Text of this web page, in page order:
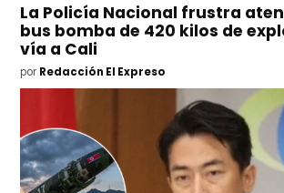
La Policía Nacional frustra
bus bomba de 420 kilos de
vía a Cali
por Redacción El Expreso